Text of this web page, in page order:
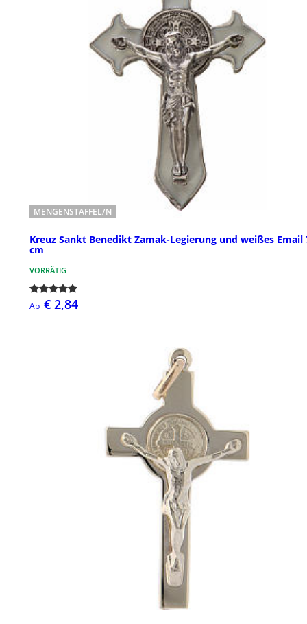
MENGENSTAFFEL/N
Kreuz Sankt Benedikt Zamak-Legierung und weißes Email
cm
VORRÄTIG
Ab € 2,84